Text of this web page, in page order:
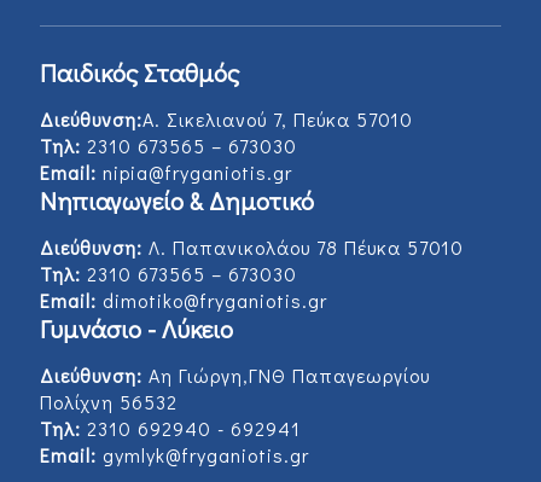
Παιδικός Σταθμός
Διεύθυνση:Α. Σικελιανού 7, Πεύκα 57010
Τηλ: 2310 673565 – 673030
Email: nipia@fryganiotis.gr
Νηπιαγωγείο & Δημοτικό
Διεύθυνση: Λ. Παπανικολάου 78 Πέυκα 57010
Τηλ: 2310 673565 – 673030
Email: dimotiko@fryganiotis.gr
Γυμνάσιο - Λύκειο
Διεύθυνση: Αη Γιώργη,ΓΝΘ Παπαγεωργίου
Πολίχνη 56532
Τηλ: 2310 692940 - 692941
Email: gymlyk@fryganiotis.gr